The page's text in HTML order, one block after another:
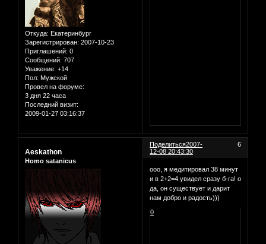
Откуда: Екатеринбург
Зарегистрирован: 2007-10-23
Приглашений: 0
Сообщений: 707
Уважение: +14
Пол: Мужской
Провел на форуме:
3 дня 22 часа
Последний визит:
2009-01-27 03:16:37
Поделиться 6
2007-
12-08 20:43:30
Aeskathon
Homo satanicus
ооо, я медитировал 38 минут
и в 2+2=4 увидел сразу б-га! о
да, он существует и дарит
нам добро и радость)))
0